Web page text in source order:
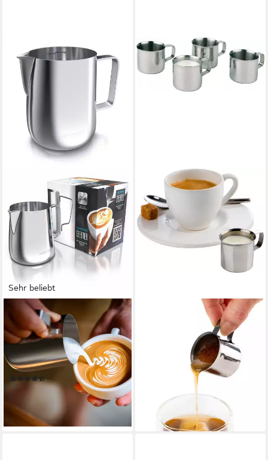
einsetzbar
Sehr beliebt
ARENDO
Milchkännchen, 0,35 l,
Edelstahl, mit Messskala,
Milchkanne zum Aufschäumen
von Milchschaum
(167)
12,95 € UVP24,99 €
lieferbar - in 2-3 Werktagen bei dir
Milchkännchen, 0,02 l, (4-St),
spülmaschinengeeignet, 4-
24,99 €
lieferbar - in 3-4 Werktagen bei dir